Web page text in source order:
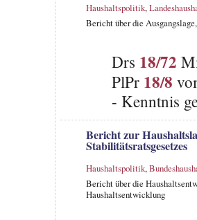
Haushaltspolitik,
Bericht über die
Drs 18/72
PlPr 18/8
- Kenntnis
Bericht zur
Stabilitätsratsgesetzes
Haushaltspolitik,
Bericht über die
Haushaltsentwicklung